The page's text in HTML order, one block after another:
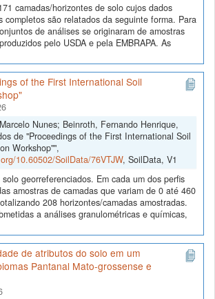
camadas/horizontes de solo cujos dados
completos são relatados da seguinte forma. Para
de análises se originaram de amostras
pelo USDA e pela EMBRAPA. As
of the First International Soil
Nunes; Beinroth, Fernando Henrique,
de "Proceedings of the First International Soil
Workshop"",
10.60502/SoilData/76VTJW, SoilData, V1
georreferenciados. Em cada um dos perfis
amostras de camadas que variam de 0 até 460
208 horizontes/camadas amostradas.
a análises granulométricas e químicas,
de atributos do solo em um
Pantanal Mato-grossense e